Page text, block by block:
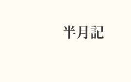
半月記